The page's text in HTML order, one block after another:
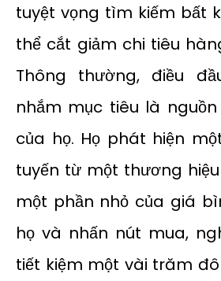
tuyệt vọng tìm kiếm bất
thể cắt giảm chi tiêu
Thông thường, điều
nhắm mục tiêu là
của họ. Họ phát hiện
tuyến từ một thương
một phần nhỏ của giá
họ và nhấn nút mua,
tiết kiệm một vài trăm